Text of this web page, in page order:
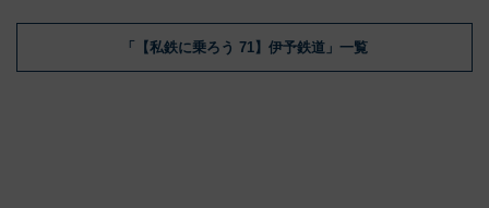
「【私鉄に乗ろう 71】伊予鉄道」一覧